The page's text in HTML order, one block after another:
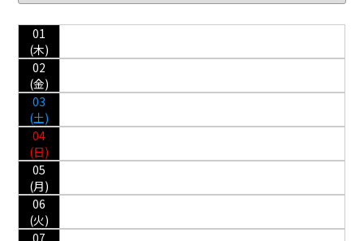
01
(木)
02
(金)
03
(土)
04
(日)
05
(月)
06
(火)
07